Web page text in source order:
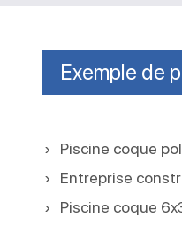
Exemple de
Piscine coque
Entreprise
Piscine coque